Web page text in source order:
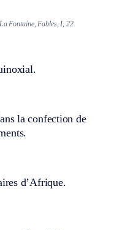
Fontaine, Fables, I, 22.
la confection de
d’Afrique.